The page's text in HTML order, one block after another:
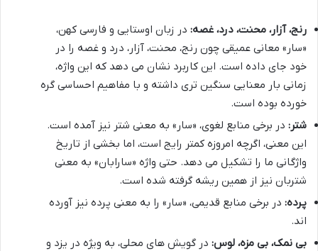
رنج، آزار، محنت، درد، غصه: در زبان اوستایی و فارسی کهن،
«سار» معانی عمیقی چون رنج، محنت، آزار، درد و غصه را در
خود جای داده است. این کاربرد نشان می دهد که این واژه،
زمانی بار معنایی سنگین تری داشته و با مفاهیم احساسی گره
خورده بوده است.
شتر: در برخی منابع لغوی، «سار» به معنی شتر نیز آمده است.
این معنی، اگرچه امروزه کمتر رایج است، اما بخشی از تاریخ
واژگانی ما را تشکیل می دهد. حتی واژه «سارابان» به معنی
شتربان نیز از همین ریشه گرفته شده است.
پرده: در برخی منابع قدیمی، «سار» را به معنی پرده نیز آورده
اند.
بی نمک، بی مزه، لوس: در گویش های محلی، به ویژه در یزد و